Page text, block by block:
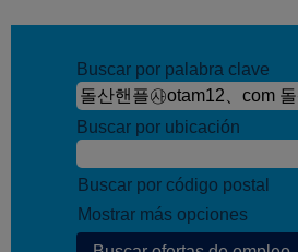
Buscar por palabra clave
Buscar por ubicación
Buscar por código postal
Mostrar más opciones